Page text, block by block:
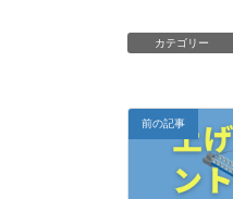
カテゴリー
前の記事